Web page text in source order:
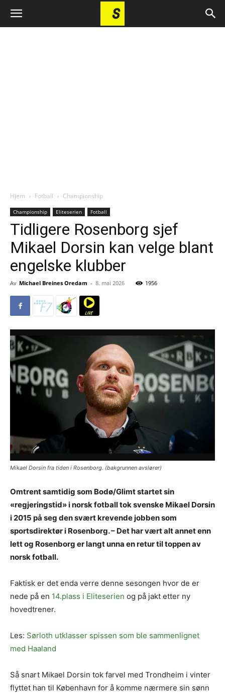
Hjem Fotball Championship
Championship Eliteserien Fotball
Tidligere Rosenborg sjef
Mikael Dorsin kan velge blant
engelske klubber
Av Michael Breines Oredam - 8. mai 2026 1956
Mikael Dorsin fra tiden i Rosenborg. (bakgrunnen avslører)
Omtrent samtidig som Bodø/Glimt startet sin
«regjeringstid» i norsk fotball tok svenske Mikael Dorsin
i 2015 på seg den svært krevende jobben som
sportsdirektør i Rosenborg. – Det har vært alt annet enn
lett og Rosenborg er langt unna en retur til toppen av
norsk fotball.
Faktisk er det enda verre denne sesongen hvor de er
nede på en 14.plass i Eliteserien og på jakt etter ny
hovedtrener.
Les: Sørloth utklasser spissen som ble sammenlignet
med Haaland
Så snart Mikael Dorsin tok farvel med Trondheim i vinter
flyttet han til København for å komme nærmere sin sønn